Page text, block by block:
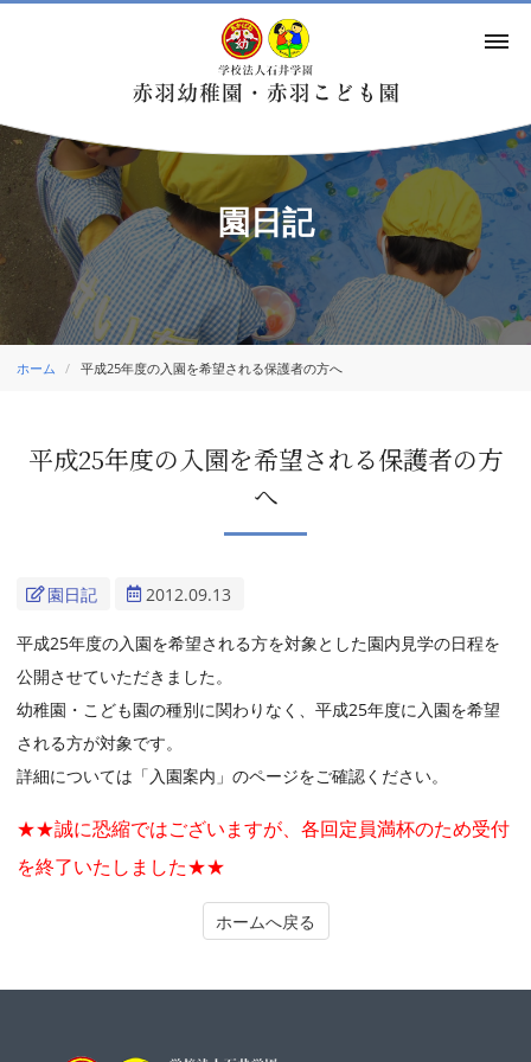
園日記
ホーム 平成25年度の入園を希望される保護者の方へ
平成25年度の入園を希望される保護者の方
へ
園日記 2012.09.13
平成25年度の入園を希望される方を対象とした園内見学の日程を
公開させていただきました。
幼稚園・こども園の種別に関わりなく、平成25年度に入園を希望
される方が対象です。
詳細については「入園案内」のページをご確認ください。
★★誠に恐縮ではございますが、各回定員満杯のため受付
を終了いたしました★★
ホームへ戻る